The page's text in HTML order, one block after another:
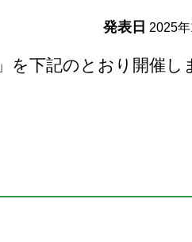
発表日 2025年
を下記のとおり開催し